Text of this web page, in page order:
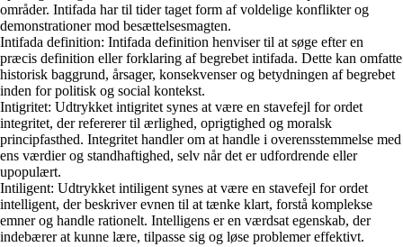
områder. Intifada har til tider taget form af voldelige konflikter og
demonstrationer mod besættelsesmagten.
Intifada definition: Intifada definition henviser til at søge efter en
præcis definition eller forklaring af begrebet intifada. Dette kan omfatte
historisk baggrund, årsager, konsekvenser og betydningen af begrebet
inden for politisk og social kontekst.
Intigritet: Udtrykket intigritet synes at være en stavefejl for ordet
integritet, der refererer til ærlighed, oprigtighed og moralsk
principfasthed. Integritet handler om at handle i overensstemmelse med
ens værdier og standhaftighed, selv når det er udfordrende eller
upopulært.
Intiligent: Udtrykket intiligent synes at være en stavefejl for ordet
intelligent, der beskriver evnen til at tænke klart, forstå komplekse
emner og handle rationelt. Intelligens er en værdsat egenskab, der
indebærer at kunne lære, tilpasse sig og løse problemer effektivt.